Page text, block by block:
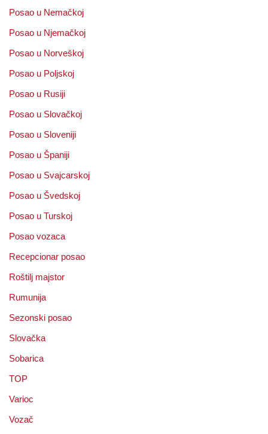
Posao u Nemačkoj
Posao u Njemačkoj
Posao u Norveškoj
Posao u Poljskoj
Posao u Rusiji
Posao u Slovačkoj
Posao u Sloveniji
Posao u Španiji
Posao u Svajcarskoj
Posao u Švedskoj
Posao u Turskoj
Posao vozaca
Recepcionar posao
Roštilj majstor
Rumunija
Sezonski posao
Slovačka
Sobarica
TOP
Varioc
Vozač